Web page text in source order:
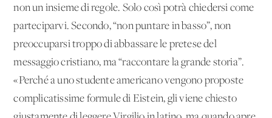
non un insieme di regole. Solo così potrà chiedersi come
parteciparvi. Secondo, “non puntare in basso”, non
preoccuparsi troppo di abbassare le pretese del
messaggio cristiano, ma “raccontare la grande storia”.
«Perché a uno studente americano vengono proposte
complicatissime formule di Eistein, gli viene chiesto